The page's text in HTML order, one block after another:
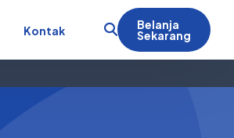
Kontak Belanja
Sekarang